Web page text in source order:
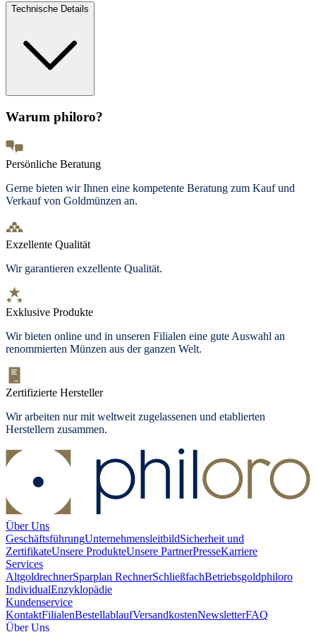
Technische Details
Warum philoro?
Persönliche Beratung
Gerne bieten wir Ihnen eine kompetente Beratung zum Kauf und
Verkauf von Goldmünzen an.
Exzellente Qualität
Wir garantieren exzellente Qualität.
Exklusive Produkte
Wir bieten online und in unseren Filialen eine gute Auswahl an
renommierten Münzen aus der ganzen Welt.
Zertifizierte Hersteller
Wir arbeiten nur mit weltweit zugelassenen und etablierten
Herstellern zusammen.
Über Uns
GeschäftsführungUnternehmensleitbildSicherheit und
ZertifikateUnsere ProdukteUnsere PartnerPresseKarriere
Services
AltgoldrechnerSparplan RechnerSchließfachBetriebsgoldphiloro
IndividualEnzyklopädie
Kundenservice
KontaktFilialenBestellablaufVersandkostenNewsletterFAQ
Über Uns